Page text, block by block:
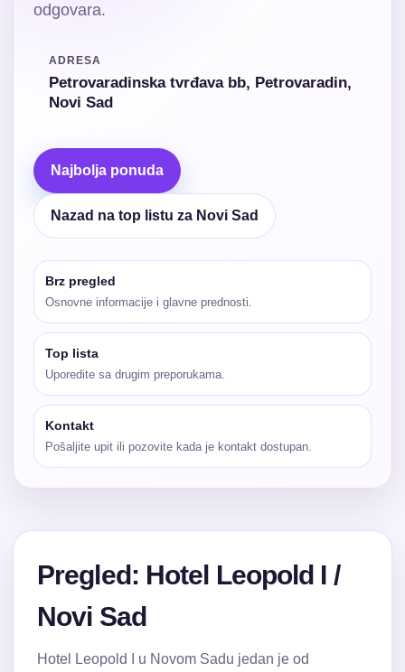
odgovara.
ADRESA
Petrovaradinska tvrđava bb, Petrovaradin,
Novi Sad
Najbolja ponuda
Nazad na top listu za Novi Sad
Brz pregled
Osnovne informacije i glavne prednosti.
Top lista
Uporedite sa drugim preporukama.
Kontakt
Pošaljite upit ili pozovite kada je kontakt dostupan.
Pregled: Hotel Leopold I /
Novi Sad
Hotel Leopold I u Novom Sadu jedan je od